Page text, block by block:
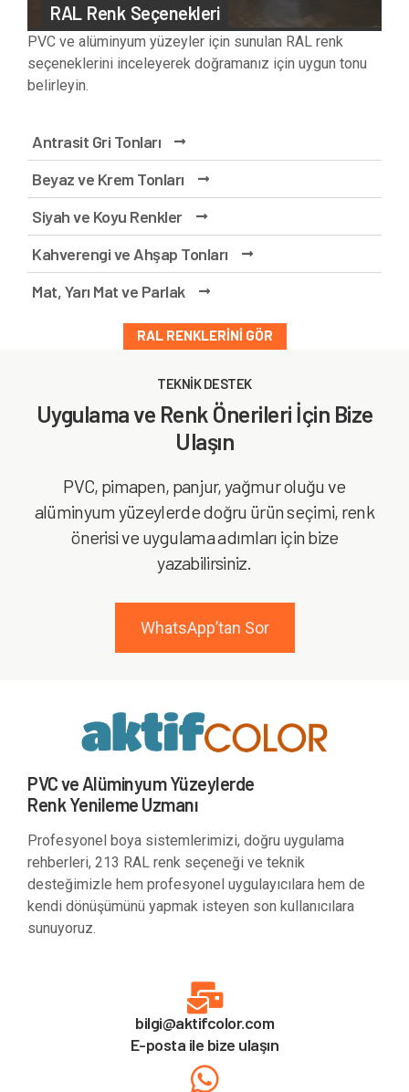
RAL Renk Seçenekleri
PVC ve alüminyum yüzeyler için sunulan RAL renk
seçeneklerini inceleyerek doğramanız için uygun tonu
belirleyin.
Antrasit Gri Tonları
Beyaz ve Krem Tonları
Siyah ve Koyu Renkler
Kahverengi ve Ahşap Tonları
Mat, Yarı Mat ve Parlak
RAL RENKLERINI GÖR
TEKNİK DESTEK
Uygulama ve Renk Önerileri İçin Bize
Ulaşın
PVC, pimapen, panjur, yağmur oluğu ve
alüminyum yüzeylerde doğru ürün seçimi, renk
önerisi ve uygulama adımları için bize
yazabilirsiniz.
WhatsApp’tan Sor
PVC ve Alüminyum Yüzeylerde
Renk Yenileme Uzmanı
Profesyonel boya sistemlerimizi, doğru uygulama
rehberleri, 213 RAL renk seçeneği ve teknik
desteğimizle hem profesyonel uygulayıcılara hem de
kendi dönüşümünü yapmak isteyen son kullanıcılara
sunuyoruz.
bilgi@aktifcolor.com
E-posta ile bize ulaşın